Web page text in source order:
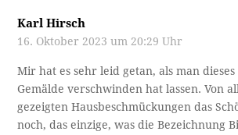
Karl Hirsch
16. Oktober 2023 um 20:29 Uhr
Mir hat es sehr leid getan, als man dieses
Gemälde verschwinden hat lassen. Von
gezeigten Hausbeschmückungen das
noch, das einzige, was die Bezeichnung